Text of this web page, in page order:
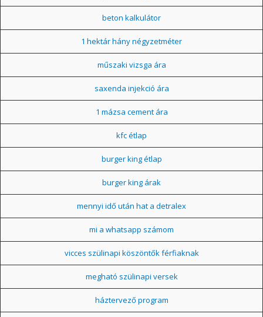
beton kalkulátor
1 hektár hány négyzetméter
műszaki vizsga ára
saxenda injekció ára
1 mázsa cement ára
kfc étlap
burger king étlap
burger king árak
mennyi idő után hat a detralex
mi a whatsapp számom
vicces szülinapi köszöntők férfiaknak
megható szülinapi versek
háztervező program